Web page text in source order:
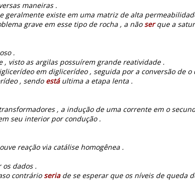
maneiras .
existe em uma matriz de alta
grave em esse tipo de rocha , a nãoserque a
.
, visto as argilas possuírem grande reatividade .
em diglicerídeo , seguida por a conversão de
, sendo estáultima a etapa lenta .
, a indução de uma corrente em o
seu interior por condução .
reação via catálise homogênea .
dados .
contrárioseriade se esperar que os níveis de queda